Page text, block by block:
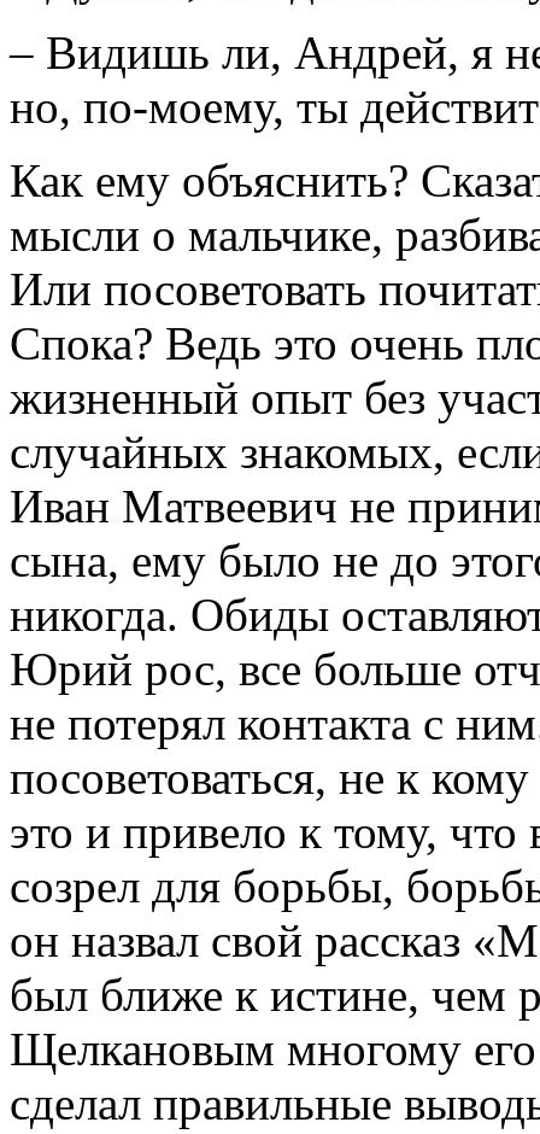
– Видишь ли, Андрей, я
но, по-моему, ты
Как ему объяснить?
мысли о мальчике,
Или посоветовать
Спока? Ведь это очень
жизненный опыт без
случайных знакомых,
Иван Матвеевич не
сына, ему было не до
никогда. Обиды
Юрий рос, все больше
не потерял контакта с
посоветоваться, не к
это и привело к тому,
созрел для борьбы,
он назвал свой рассказ
был ближе к истине, чем
Щелкановым многому его
сделал правильные